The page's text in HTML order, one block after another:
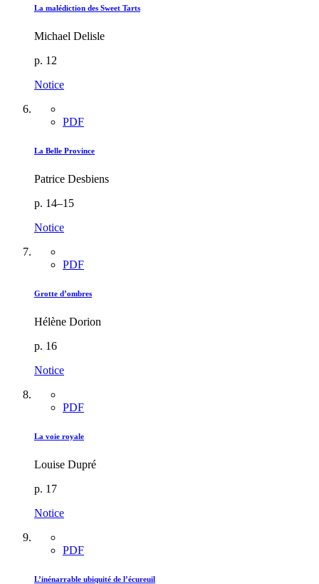
La malédiction des Sweet Tarts
Michael Delisle
p. 12
Notice
PDF
La Belle Province
Patrice Desbiens
p. 14–15
Notice
PDF
Grotte d’ombres
Hélène Dorion
p. 16
Notice
PDF
La voie royale
Louise Dupré
p. 17
Notice
PDF
L’inénarrable ubiquité de l’écureuil